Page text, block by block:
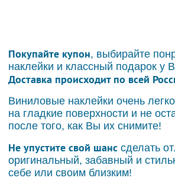
Покупайте купон, выбирайте
наклейки и классный подарок у
Доставка происходит по всей
Виниловые наклейки очень
на гладкие поверхности и не
после того, как Вы их снимите!
Не упустите свой шанс сделать
оригинальный, забавный и
себе или своим близким!